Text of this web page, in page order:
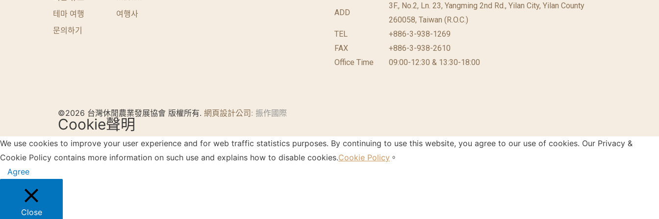
테마 여행
문의하기
여행사
ADD
3F., No.2, Ln. 23, Yangming 2nd Rd., Yilan City, Yilan County
260058, Taiwan (R.O.C.)
TEL
+886-3-938-1269
FAX
+886-3-938-2610
Office Time
09:00-12:30 & 13:30-18:00
©2026 台灣休閒農業發展協會 版權所有. 網頁設計公司: 振作國際
Cookie聲明
We use cookies to improve your user experience and for web traffic statistics purposes. By continuing to use this website, you agree to our use of cookies. Our Privacy &
Cookie Policy contains more information on such use and explains how to disable cookies.Cookie Policy 。
Agree
Close